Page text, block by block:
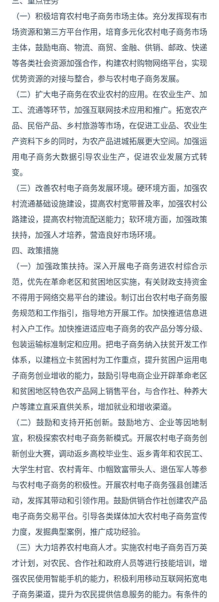
（一）积极培育农村电子商务市场主体。充分发挥现有市
场资源和第三方平台作用，培育多元化农村电子商务市场
主体，鼓励电商、物流、商贸、金融、供销、邮政、快递
等各类社会资源加强合作，构建农村购物网络平台，实现
优势资源的对接与整合，参与农村电子商务发展。
（二）扩大电子商务在农业农村的应用。在农业生产、加
工、流通等环节，加强互联网技术应用和推广。拓宽农产
品、民俗产品、乡村旅游等市场，在促进工业品、农业生
产资料下乡的同时，为农产品进城拓展更大空间。加强运
用电子商务大数据引导农业生产，促进农业发展方式转
变。
（三）改善农村电子商务发展环境。硬环境方面，加强农
村流通基础设施建设，提高农村宽带普及率，加强农村公
路建设，提高农村物流配送能力；软环境方面，加强政策
扶持，加强人才培养，营造良好市场环境。
四、政策措施
（一）加强政策扶持。深入开展电子商务进农村综合示
范，优先在革命老区和贫困地区实施，有关财政支持资金
不得用于网络交易平台的建设。制订出台农村电子商务服
务规范和工作指引，指导地方开展工作。加快推进信息进
村入户工作。加快推进适应电子商务的农产品分等分级、
包装运输标准制定和应用。把电子商务纳入扶贫开发工作
体系，以建档立卡贫困村为工作重点，提升贫困户运用电
子商务创业增收的能力，鼓励引导电商企业开辟革命老区
和贫困地区特色农产品网上销售平台，与合作社、种养大
户等建立直采直供关系，增加就业和增收渠道。
（二）鼓励和支持开拓创新。鼓励地方、企业等因地制
宜，积极探索农村电子商务新模式。开展农村电子商务创
新创业大赛，调动返乡高校毕业生、返乡青年和农民工、
大学生村官、农村青年、巾帼致富带头人、退伍军人等参
与农村电子商务的积极性。开展农村电子商务强县创建活
动，发挥其带动和引领作用。鼓励供销合作社创建农产品
电子商务交易平台。引导各类媒体加大农村电子商务宣传
力度，发掘典型案例，推广成功经验。
（三）大力培养农村电商人才。实施农村电子商务百万英
才计划，对农民、合作社和政府人员等进行技能培训，增
强农民使用智能手机的能力，积极利用移动互联网拓宽电
子商务渠道，提升为农民提供信息服务的能力。有条件的